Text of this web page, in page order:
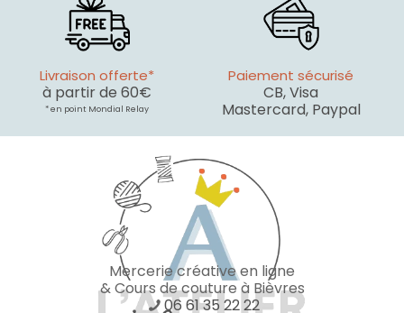
Livraison offerte*
à partir de 60€
* en point Mondial Relay
Paiement sécurisé
CB, Visa
Mastercard, Paypal
Mercerie créative en ligne
& Cours de couture à Bièvres
06 61 35 22 22